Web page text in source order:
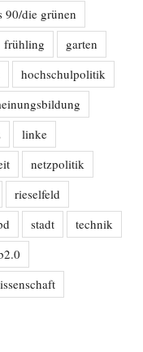
90/die grünen
frühling
garten
hochschulpolitik
linke
netzpolitik
rieselfeld
stadt
technik